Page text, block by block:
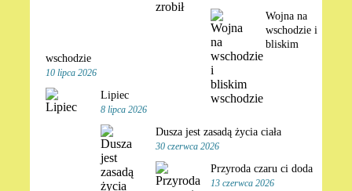
Wojna na
wschodzie i
bliskim
wschodzie
10 lipca 2026
Lipiec
8 lipca 2026
Dusza jest zasadą życia ciała
30 czerwca 2026
Przyroda czaru ci doda
13 czerwca 2026